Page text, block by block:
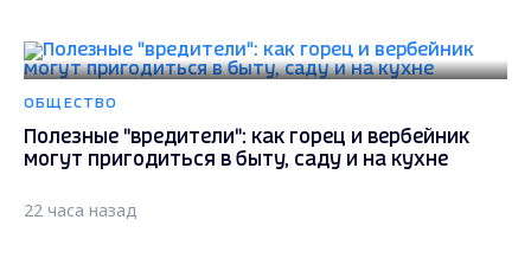
ОБЩЕСТВО
Полезные "вредители": как горец и вербейник
могут пригодиться в быту, саду и на кухне
22 часа назад